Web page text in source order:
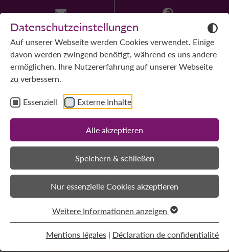
Datenschutzeinstellungen
Auf unserer Webseite werden Cookies verwendet. Einige
davon werden zwingend benötigt, während es uns andere
ermöglichen, Ihre Nutzererfahrung auf unserer Webseite
zu verbessern.
Essenziell Externe Inhalte
Alle akzeptieren
Speichern & schließen
Nur essenzielle Cookies akzeptieren
Weitere Informationen anzeigen
Mentions légales | Déclaration de confidentialité